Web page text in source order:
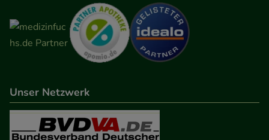
unsere Website weiter für Sie optimieren können,
den Inhalt auf unserer Website aber auch die
Werbung auf Drittseiten möglichst relevant für Sie
zu gestalten. Bitte beachten Sie, dass Daten hierfür
Medien übertragen werden.
Unser Netzwerk